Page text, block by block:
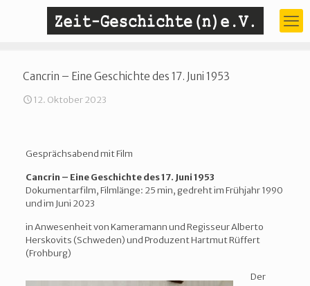
Cancrin – Eine Geschichte des 17. Juni 1953
12. Oktober 2023
Gesprächsabend mit Film
Cancrin – Eine Geschichte des 17. Juni 1953
Dokumentarfilm, Filmlänge: 25 min, gedreht im Frühjahr 1990
und im Juni 2023
in Anwesenheit von Kameramann und Regisseur Alberto
Herskovits (Schweden) und Produzent Hartmut Rüffert
(Frohburg)
Der